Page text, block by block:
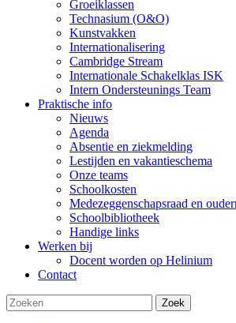
Groeiklassen
Technasium (O&O)
Kunstvakken
Internationalisering
Cambridge Stream
Internationale Schakelklas ISK
Intern Ondersteunings Team
Praktische info
Nieuws
Agenda
Absentie en ziekmelding
Lestijden en vakantieschema
Onze teams
Schoolkosten
Medezeggenschapsraad en
Schoolbibliotheek
Handige links
Werken bij
Docent worden op Helinium
Contact
Zoek